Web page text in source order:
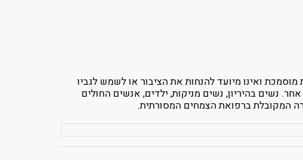
ואינו מיועד להנחות את הציבור או לשמש לגביו
נשים בהיריון, נשים מניקות, ילדים, אנשים החולים
המקובלת ברפואת הצמחים המסורתית.